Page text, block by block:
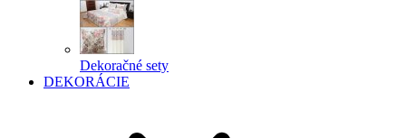
Dekoračné sety
DEKORÁCIE